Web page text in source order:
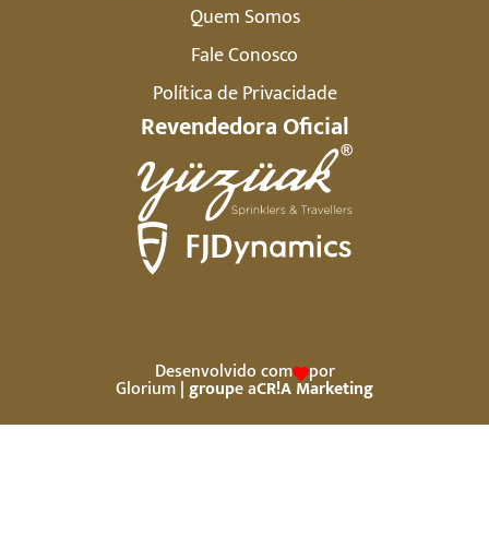
Quem Somos
Fale Conosco
Política de Privacidade
Revendedora Oficial
Desenvolvido com por
Glorium| groupe aCR!A Marketing